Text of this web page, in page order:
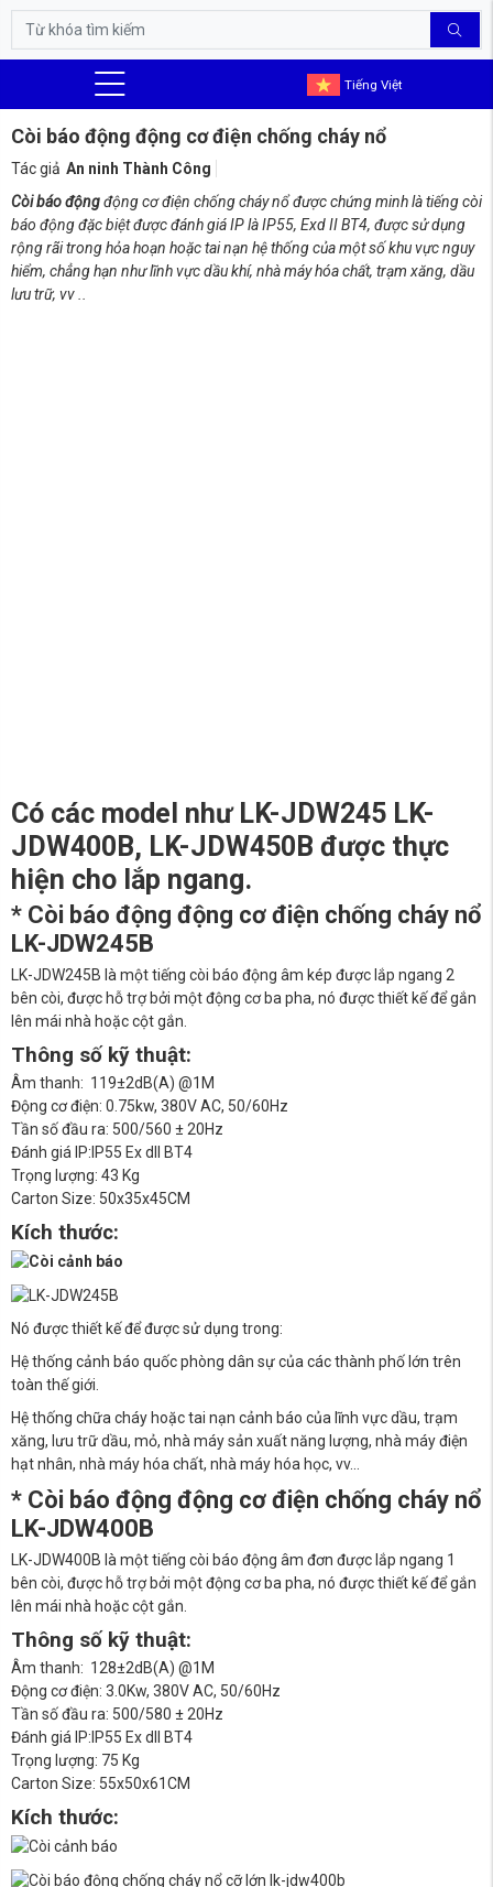
Tiếng Việt
Còi báo động động cơ điện chống cháy nổ
Tác giả An ninh Thành Công
Còi báo độngđộng cơ điện chống cháy nổ được chứng minh là tiếng còi
báo động đặc biệt được đánh giá IP là IP55, Exd II BT4, được sử dụng
rộng rãi trong hỏa hoạn hoặc tai nạn hệ thống của một số khu vực nguy
hiểm, chẳng hạn như lĩnh vực dầu khí, nhà máy hóa chất, trạm xăng, dầu
lưu trữ, vv ..
Có các model như LK-JDW245 LK-
JDW400B, LK-JDW450B được thực
hiện cho lắp ngang.
* Còi báo động động cơ điện chống cháy nổ
LK-JDW245B
LK-JDW245B là một tiếng còi báo động âm kép được lắp ngang 2
bên còi, được hỗ trợ bởi một động cơ ba pha, nó được thiết kế để gắn
lên mái nhà hoặc cột gắn.
Thông số kỹ thuật:
Âm thanh: 119±2dB(A) @1M
Động cơ điện: 0.75kw, 380V AC, 50/60Hz
Tần số đầu ra: 500/560 ± 20Hz
Đánh giá IP:IP55 Ex dll BT4
Trọng lượng: 43 Kg
Carton Size: 50x35x45CM
Kích thước:
Nó được thiết kế để được sử dụng trong:
Hệ thống cảnh báo quốc phòng dân sự của các thành phố lớn trên
toàn thế giới.
Hệ thống chữa cháy hoặc tai nạn cảnh báo của lĩnh vực dầu, trạm
xăng, lưu trữ dầu, mỏ, nhà máy sản xuất năng lượng, nhà máy điện
hạt nhân, nhà máy hóa chất, nhà máy hóa học, vv…
* Còi báo động động cơ điện chống cháy nổ
LK-JDW400B
LK-JDW400B là một tiếng còi báo động âm đơn được lắp ngang 1
bên còi, được hỗ trợ bởi một động cơ ba pha, nó được thiết kế để gắn
lên mái nhà hoặc cột gắn.
Thông số kỹ thuật:
Âm thanh: 128±2dB(A) @1M
Động cơ điện: 3.0Kw, 380V AC, 50/60Hz
Tần số đầu ra: 500/580 ± 20Hz
Đánh giá IP:IP55 Ex dll BT4
Trọng lượng: 75 Kg
Carton Size: 55x50x61CM
Kích thước: